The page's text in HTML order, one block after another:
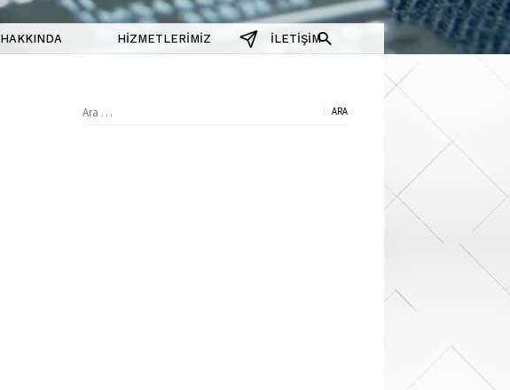
HAKKINDA HIZMETLERIMIZ İLETIŞIM
Arama: